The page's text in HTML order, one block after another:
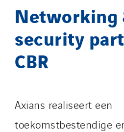
Networking
security
CBR
Axians realiseert een
toekomstbestendige
Initiative Commune
Innovative City Pack
Inspa-Pumpenservice
ITB
L’entreprise Electrique
Le Froid Provençal